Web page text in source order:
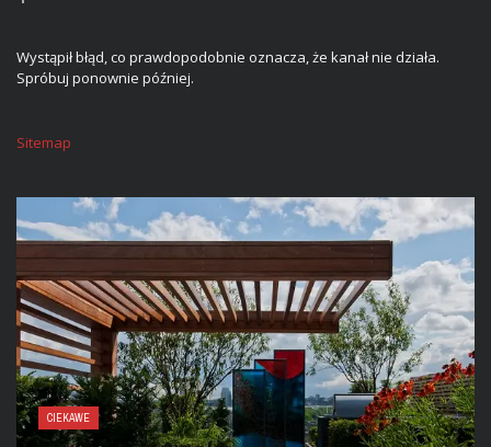
Wystąpił błąd, co prawdopodobnie oznacza, że kanał nie działa.
Spróbuj ponownie później.
Sitemap
CIEKAWE